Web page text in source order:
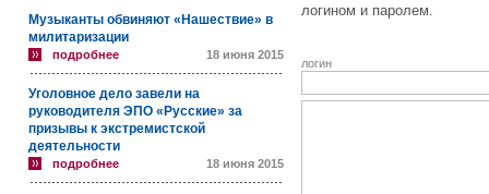
Музыканты обвиняют «Нашествие» в
милитаризации
подробнее 18 июня 2015
Уголовное дело завели на
руководителя ЭПО «Русские» за
призывы к экстремистской
деятельности
подробнее 18 июня 2015
логином и паролем.
логин